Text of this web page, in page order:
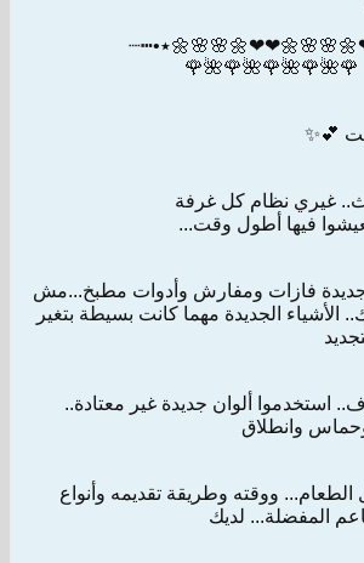
🌹🌺🌹🌺🌹🌺🌹🌺🌹
💕✨
غيري نظام كل غرفة
فيها أطول وقت...
فازات ومفارش وأدوات مطبخ...مش
الأشياء الجديدة مهما كانت بسيطة بتغير
استخدموا ألوان جديدة غير معتادة..
وحماس وانطلاق
ووقته وطريقة تقديمه وأنواع
المفضلة... لديك